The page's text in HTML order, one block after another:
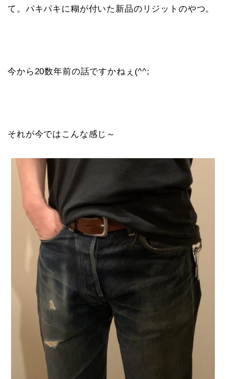
て。パキパキに糊が付いた新品のリジットのやつ。
今から20数年前の話ですかねぇ(^^;
それが今ではこんな感じ～